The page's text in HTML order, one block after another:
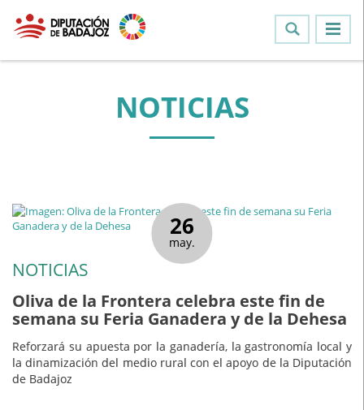
NOTICIAS
26
may.
NOTICIAS
Oliva de la Frontera celebra este fin de
semana su Feria Ganadera y de la Dehesa
Reforzará su apuesta por la ganadería, la gastronomía local y
la dinamización del medio rural con el apoyo de la Diputación
de Badajoz